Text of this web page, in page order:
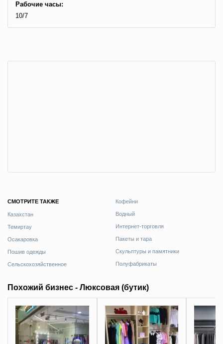
Рабочие часы:
10/7
СМОТРИТЕ ТАКЖЕ
Казахстан
Темиртау
Осакаровка
Пошив одежды
Сельскохозяйственное
Кофейни
Водный
Интернет-торговля
Пакеты и тара
Скульптуры и памятники
Полуфабрикаты
Похожий бизнес - Люксовая (бутик)